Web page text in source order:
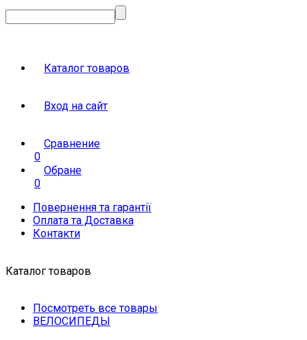
Каталог товаров
Вход на сайт
Сравнение
0
Обране
0
Повернення та гарантії
Оплата та Доставка
Контакти
Каталог товаров
Посмотреть все товары
ВЕЛОСИПЕДЫ